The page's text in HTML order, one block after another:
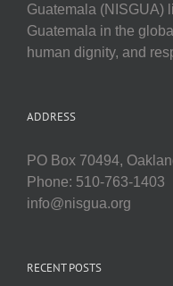
Guatemala (NISGUA)
Guatemala in the
human dignity, and
ADDRESS
PO Box 70494,
Phone: 510-763-1403
info@nisgua.org
RECENT POSTS